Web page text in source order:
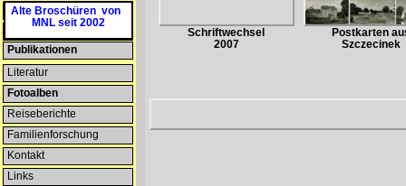
Patenschaften
Heimatmuseum
Publikationen
Literatur
Fotoalben
Familienforschung
Kontakt
Links
Reiseberichte
Alte Broschüren von
MNL seit 2002
Postkarten
Szczecinek
Schriftwechsel
2007